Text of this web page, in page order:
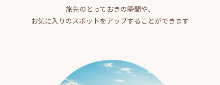
旅先のとっておきの瞬間や、
お気に入りのスポットをアップすることができます